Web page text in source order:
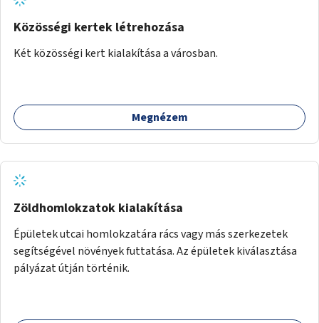
Közösségi kertek létrehozása
Két közösségi kert kialakítása a városban.
Megnézem
Zöldhomlokzatok kialakítása
Épületek utcai homlokzatára rács vagy más szerkezetek
segítségével növények futtatása. Az épületek kiválasztása
pályázat útján történik.